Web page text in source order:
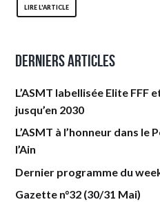
LIRE L'ARTICLE
Derniers articles
L’ASMT labellisée Elite FFF
jusqu’en 2030
L’ASMT à l’honneur dans
l’Ain
Dernier programme du
Gazette n°32 (30/31 Mai)